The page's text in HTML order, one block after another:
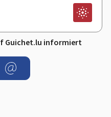
Guichet.lu informiert